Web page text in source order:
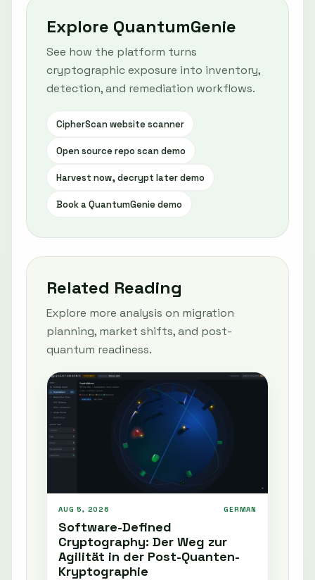
Explore QuantumGenie
See how the platform turns
cryptographic exposure into inventory,
detection, and remediation workflows.
CipherScan website scanner
Open source repo scan demo
Harvest now, decrypt later demo
Book a QuantumGenie demo
Related Reading
Explore more analysis on migration
planning, market shifts, and post-
quantum readiness.
AUG 5, 2026 GERMAN
Software-Defined
Cryptography: Der Weg zur
Agilität in der Post-Quanten-
Kryptographie